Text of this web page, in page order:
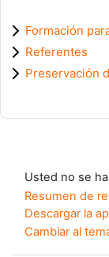
Formación
Referentes
Preservación
Usted no se
Resumen de
Descargar la
Cambiar al